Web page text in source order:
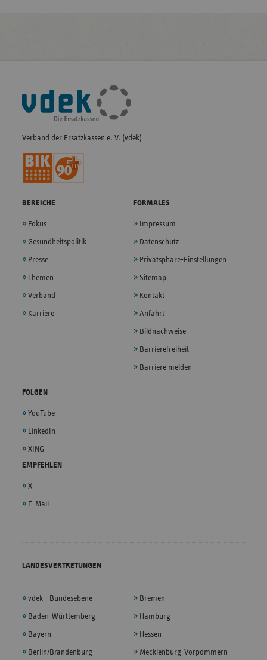
Fußleisten-
Navigation
Verband der Ersatzkassen e. V. (vdek)
BEREICHE
Fokus
Gesundheitspolitik
Presse
Themen
Verband
Karriere
FORMALES
Impressum
Datenschutz
Privatsphäre-Einstellungen
Sitemap
Kontakt
Anfahrt
Bildnachweise
Barrierefreiheit
Barriere melden
FOLGEN
YouTube
LinkedIn
XING
EMPFEHLEN
X
E-Mail
LANDESVERTRETUNGEN
vdek - Bundesebene
Baden-Württemberg
Bayern
Berlin/Brandenburg
Bremen
Hamburg
Hessen
Mecklenburg-Vorpommern